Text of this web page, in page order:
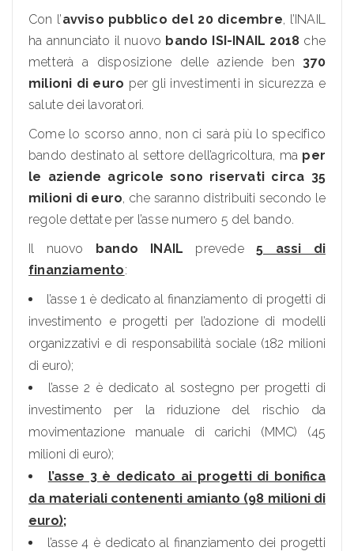
Con l’avviso pubblico del 20 dicembre, l’INAIL
ha annunciato il nuovo bando ISI-INAIL 2018 che
metterà a disposizione delle aziende ben 370
milioni di euro per gli investimenti in sicurezza e
salute dei lavoratori.
Come lo scorso anno, non ci sarà più lo specifico
bando destinato al settore dell’agricoltura, ma per
le aziende agricole sono riservati circa 35
milioni di euro, che saranno distribuiti secondo le
regole dettate per l’asse numero 5 del bando.
Il nuovo bando INAIL prevede5 assi di
finanziamento:
l’asse 1 è dedicato al finanziamento di progetti di
investimento e progetti per l’adozione di modelli
organizzativi e di responsabilità sociale (182 milioni
di euro);
l’asse 2 è dedicato al sostegno per progetti di
investimento per la riduzione del rischio da
movimentazione manuale di carichi (MMC) (45
milioni di euro);
l’asse 3 è dedicato ai progetti di bonifica
da materiali contenenti amianto (98 milioni di
euro);
l’asse 4 è dedicato al finanziamento dei progetti